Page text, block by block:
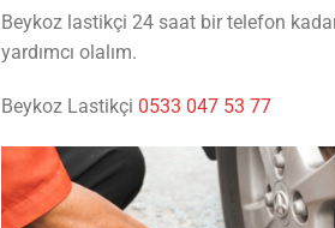
Beykoz lastikçi 24 saat bir telefon
yardımcı olalım.
Beykoz Lastikçi 0533 047 53 77